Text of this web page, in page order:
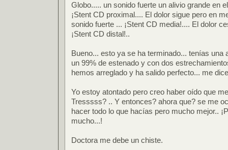
Globo..... un sonido fuerte un alivio grande en
¡Stent CD proximal.... El dolor sigue pero en
sonido fuerte ... ¡Stent CD media!.... El dolor
¡Stent CD distal!..
Bueno... esto ya se ha terminado... tenías una
un 99% de estenado y con dos
hemos arreglado y ha salido perfecto... me
Yo estoy atontado pero creo haber oído que
Tresssss? .. Y entonces? ahora que? se me
hacer todo lo que hacías pero mucho mejor..
mucho...!
Doctora me debe un chiste.